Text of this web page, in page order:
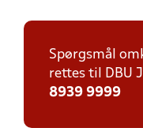
Spørgsmål
rettes til DBU
8939 9999